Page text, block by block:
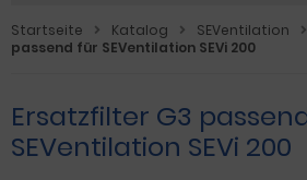
Startseite Katalog SEVentilation
passend für SEVentilation SEVi 200
Ersatzfilter G3
SEVentilation SEVi 200